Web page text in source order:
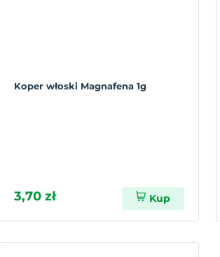
Koper włoski Magnafena 1g
3,70 zł Kup